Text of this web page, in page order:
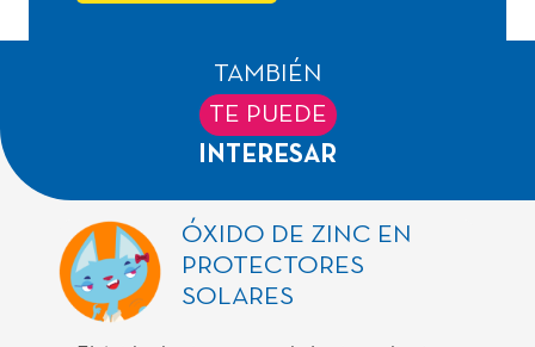
TAMBIÉN
TE PUEDE
INTERESAR
ÓXIDO DE ZINC EN
PROTECTORES
SOLARES